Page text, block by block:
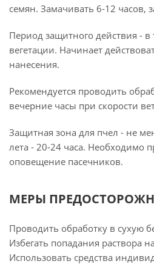
семян. Замачивать 6-12 часов,
Период защитного действия - в
вегетации. Начинает
нанесения.
Рекомендуется проводить
вечерние часы при скорости
Защитная зона для пчел - не
лета - 20-24 часа. Необходимо
оповещение пасечников.
МЕРЫ
Проводить обработку в сухую
Избегать попадания раствора
Использовать средства